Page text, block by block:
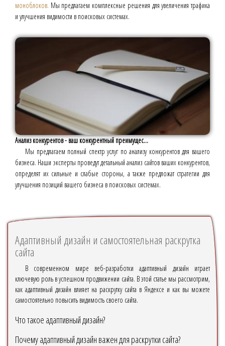
моноблоков. Мы предлагаем комплексные решения для увеличения трафика
и улучшения видимости в поисковых системах.
Анализ конкурентов - ваш конкурентный преимущес...
Мы предлагаем полный спектр услуг по анализу конкурентов для вашего
бизнеса. Наши эксперты проведут детальный анализ сайтов ваших конкурентов,
определят их сильные и слабые стороны, а также предложат стратегии для
улучшения позиций вашего бизнеса в поисковых системах.
Адаптивный дизайн и самостоятельная раскрутка
сайта
В современном мире веб-разработки адаптивный дизайн играет
ключевую роль в успешном продвижении сайта. В этой статье мы рассмотрим,
как адаптивный дизайн влияет на раскрутку сайта в Яндексе и как вы можете
самостоятельно повысить видимость своего сайта.
Что такое адаптивный дизайн?
Почему адаптивный дизайн важен для раскрутки сайта?